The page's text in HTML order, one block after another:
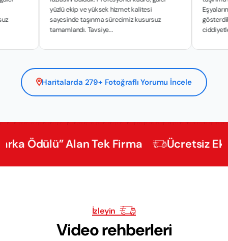
yüzlü ekip ve yüksek hizmet kalitesi
sayesinde taşınma sürecimiz kusursuz
tamamlandı. Tavsiye...
Eşyalarımızın
gösterdikleri
ciddiyetle y...
Haritalarda 279+ Fotoğraflı Yorumu İncele
Alan Tek Firma Ücretsiz Ekspertiz
İzleyin
Video rehberleri